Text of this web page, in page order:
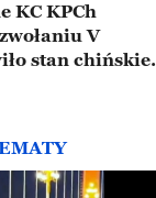
KC KPCh
V
stan chińskiej